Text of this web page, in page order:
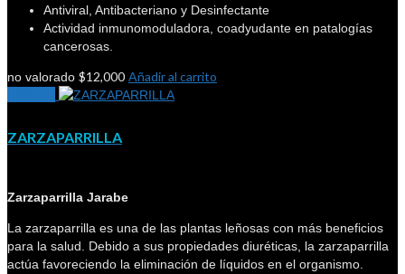
Antiviral, Antibacteriano y Desinfectante
Actividad inmunomoduladora, coadyudante en patalogías
cancerosas.
no valorado $12,000 Añadir al carrito
ZARZAPARRILLA
Zarzaparrilla Jarabe
La zarzaparrilla es una de las plantas leñosas con más beneficios
para la salud. Debido a sus propiedades diuréticas, la zarzaparrilla
actúa favoreciendo la eliminación de líquidos en el organismo.